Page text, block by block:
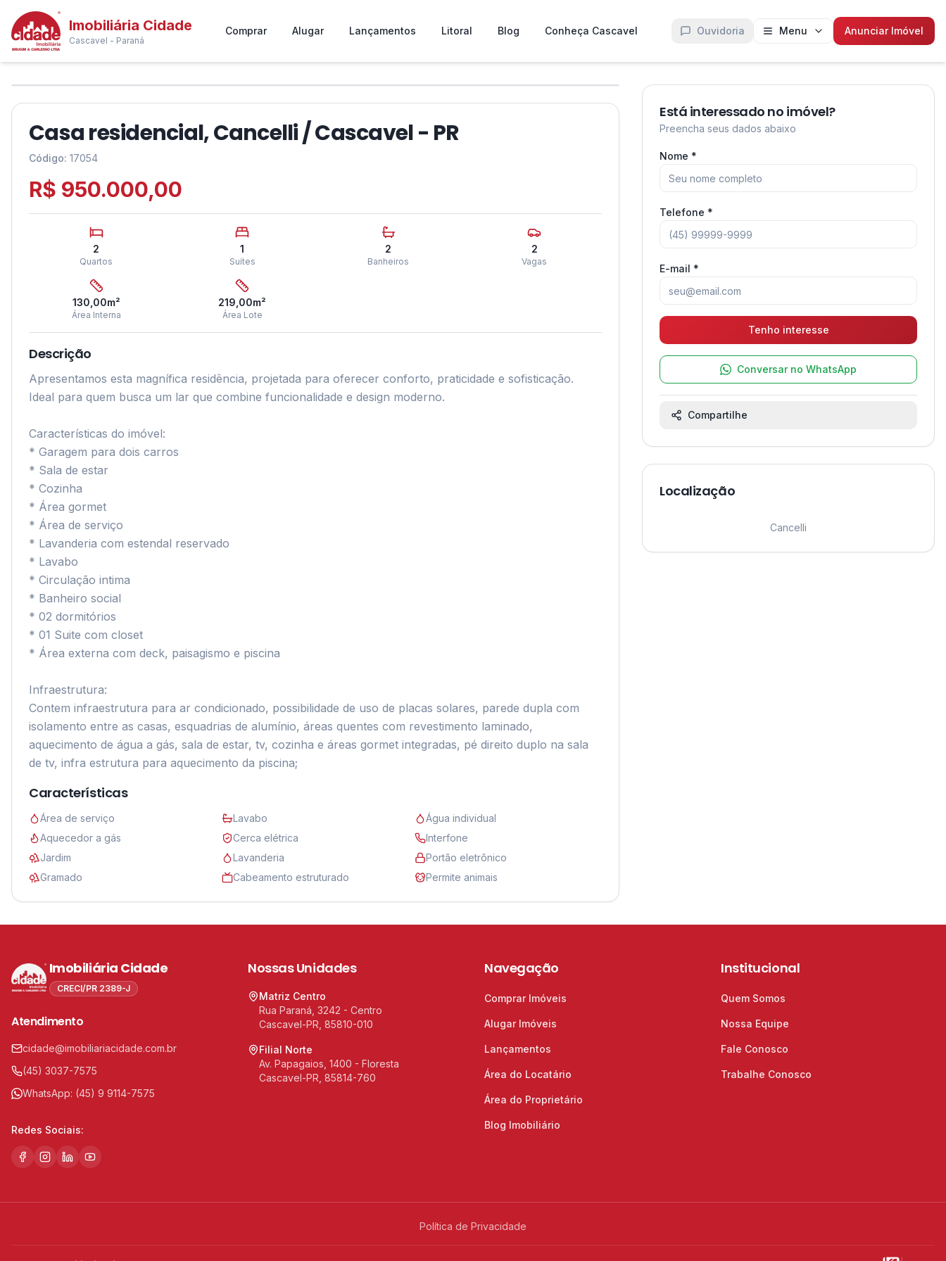
Imobiliária Cidade
Cascavel - Paraná
Comprar Alugar Lançamentos Litoral Blog Conheça Cascavel Ouvidoria Menu Anunciar Imóvel
❮ ❯
1/6
Casa residencial, Cancelli / Cascavel - PR
Código: 17054
R$ 950.000,00
2
Quartos
1
Suítes
2
Banheiros
2
Vagas
130,00m²
Área Interna
219,00m²
Área Lote
Descrição
Apresentamos esta magnífica residência, projetada para oferecer conforto, praticidade e sofisticação.
Ideal para quem busca um lar que combine funcionalidade e design moderno.
Características do imóvel:
* Garagem para dois carros
* Sala de estar
* Cozinha
* Área gormet
* Área de serviço
* Lavanderia com estendal reservado
* Lavabo
* Circulação intima
* Banheiro social
* 02 dormitórios
* 01 Suite com closet
* Área externa com deck, paisagismo e piscina
Infraestrutura:
Contem infraestrutura para ar condicionado, possibilidade de uso de placas solares, parede dupla com
isolamento entre as casas, esquadrias de alumínio, áreas quentes com revestimento laminado,
aquecimento de água a gás, sala de estar, tv, cozinha e áreas gormet integradas, pé direito duplo na sala
Características
Área de serviço Lavabo
Água individual
Aquecedor a gás
Cerca elétrica
Interfone
Jardim
Lavanderia
Portão eletrônico
Gramado
Cabeamento estruturado Permite animais
Está interessado no imóvel?
Preencha seus dados abaixo
Nome *
Telefone *
E-mail *
Tenho interesse
Conversar no WhatsApp
Compartilhe
Localização
Cancelli
Imobiliária Cidade
CRECI/PR 2389-J
Atendimento
cidade@imobiliariacidade.com.br
(45) 3037-7575
WhatsApp: (45) 9 9114-7575
Redes Sociais:
Nossas Unidades
Matriz Centro
Rua Paraná, 3242 - Centro
Cascavel-PR, 85810-010
Filial Norte
Av. Papagaios, 1400 - Floresta
Cascavel-PR, 85814-760
Navegação
Comprar Imóveis
Alugar Imóveis
Lançamentos
Área do Locatário
Área do Proprietário
Blog Imobiliário
Institucional
Quem Somos
Nossa Equipe
Fale Conosco
Trabalhe Conosco
Política de Privacidade